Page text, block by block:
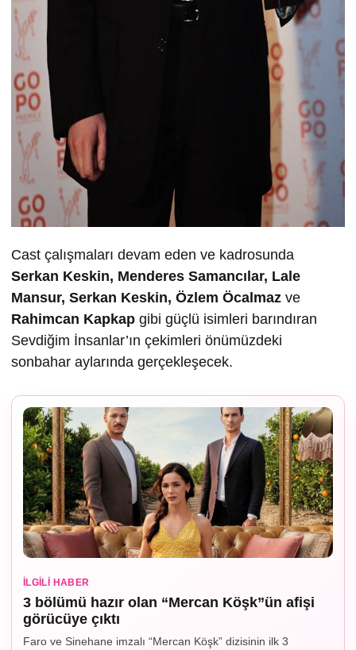
Cast çalışmaları devam eden ve kadrosunda
Serkan Keskin, Menderes Samancılar, Lale
Mansur, Serkan Keskin, Özlem Öcalmaz ve
Rahimcan Kapkap gibi güçlü isimleri barındıran
Sevdiğim İnsanlar’ın çekimleri önümüzdeki
sonbahar aylarında gerçekleşecek.
İLGILI HABER
3 bölümü hazır olan “Mercan Köşk”ün afişi
görücüye çıktı
Faro ve Sinehane imzalı “Mercan Köşk” dizisinin ilk 3